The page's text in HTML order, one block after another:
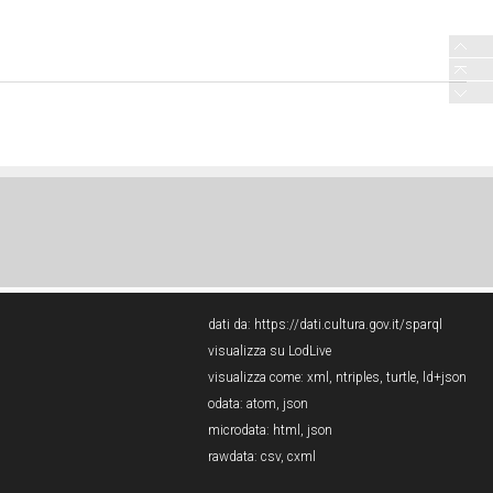
dati da: https://dati.cultura.gov.it/sparql
visualizza su LodLive
visualizza come: xml , ntriples, turtle, ld+json
odata: atom, json
microdata: html , json
rawdata: csv, cxml